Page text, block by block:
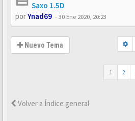
Saxo 1.5D
porYnad69 -30 Ene 2020, 20:23
Nuevo Tema
1 2
Volver a Índice general